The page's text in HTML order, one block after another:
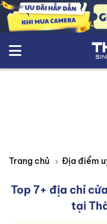
Trang chủ Địa điểm
Top 7+ địa chỉ
tại